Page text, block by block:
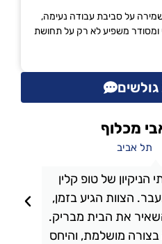
על סביבת עבודה נעימה,
ומסודר משפיע לא רק על תחושת
של טופ קלין
הצוות הגיע בזמן,
את הבית מבריק.
מושלמת, והיחס
מכלוף
תל אביב